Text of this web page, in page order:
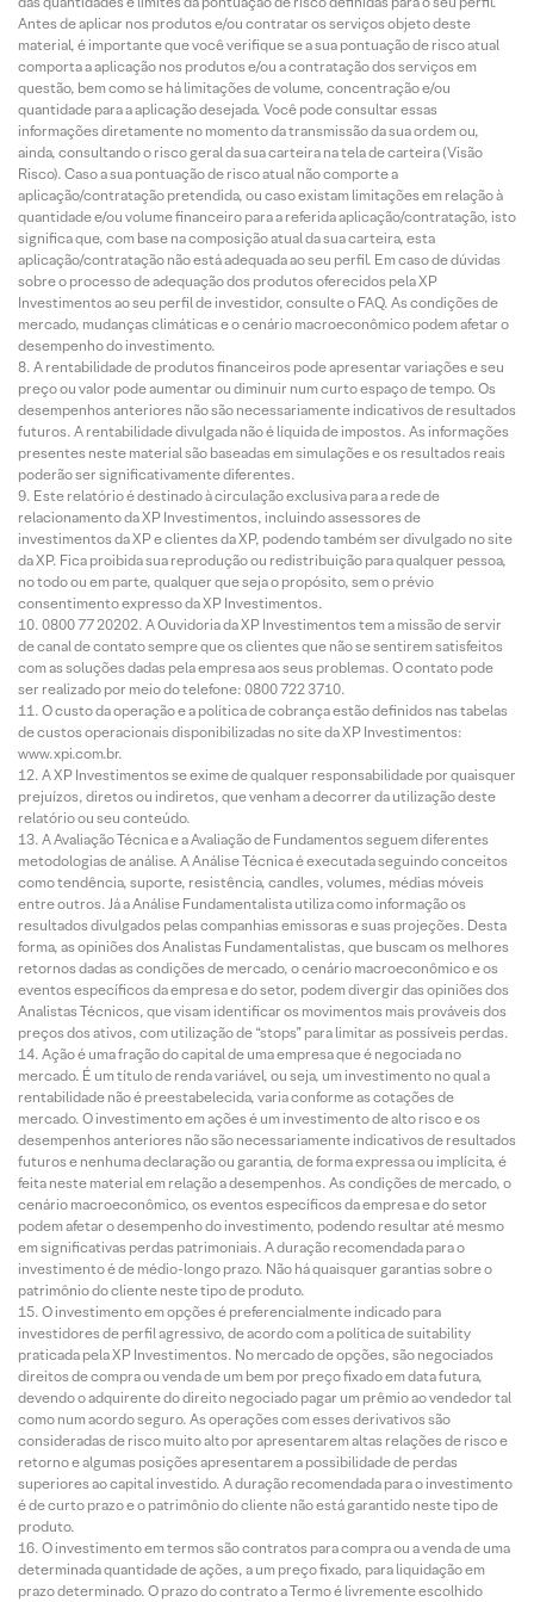
Antes de aplicar nos produtos e/ou contratar os serviços objeto deste
material, é importante que você verifique se a sua pontuação de risco atual
comporta a aplicação nos produtos e/ou a contratação dos serviços em
questão, bem como se há limitações de volume, concentração e/ou
quantidade para a aplicação desejada. Você pode consultar essas
informações diretamente no momento da transmissão da sua ordem ou,
ainda, consultando o risco geral da sua carteira na tela de carteira (Visão
Risco). Caso a sua pontuação de risco atual não comporte a
aplicação/contratação pretendida, ou caso existam limitações em relação à
quantidade e/ou volume financeiro para a referida aplicação/contratação, isto
significa que, com base na composição atual da sua carteira, esta
aplicação/contratação não está adequada ao seu perfil. Em caso de dúvidas
sobre o processo de adequação dos produtos oferecidos pela XP
Investimentos ao seu perfil de investidor, consulte o FAQ. As condições de
mercado, mudanças climáticas e o cenário macroeconômico podem afetar o
desempenho do investimento.
A rentabilidade de produtos financeiros pode apresentar variações e seu
preço ou valor pode aumentar ou diminuir num curto espaço de tempo. Os
desempenhos anteriores não são necessariamente indicativos de resultados
futuros. A rentabilidade divulgada não é líquida de impostos. As informações
presentes neste material são baseadas em simulações e os resultados reais
poderão ser significativamente diferentes.
Este relatório é destinado à circulação exclusiva para a rede de
relacionamento da XP Investimentos, incluindo assessores de
investimentos da XP e clientes da XP, podendo também ser divulgado no site
da XP. Fica proibida sua reprodução ou redistribuição para qualquer pessoa,
no todo ou em parte, qualquer que seja o propósito, sem o prévio
consentimento expresso da XP Investimentos.
0800 77 20202. A Ouvidoria da XP Investimentos tem a missão de servir
de canal de contato sempre que os clientes que não se sentirem satisfeitos
com as soluções dadas pela empresa aos seus problemas. O contato pode
ser realizado por meio do telefone: 0800 722 3710.
O custo da operação e a política de cobrança estão definidos nas tabelas
de custos operacionais disponibilizadas no site da XP Investimentos:
www.xpi.com.br.
A XP Investimentos se exime de qualquer responsabilidade por quaisquer
prejuízos, diretos ou indiretos, que venham a decorrer da utilização deste
relatório ou seu conteúdo.
A Avaliação Técnica e a Avaliação de Fundamentos seguem diferentes
metodologias de análise. A Análise Técnica é executada seguindo conceitos
como tendência, suporte, resistência, candles, volumes, médias móveis
entre outros. Já a Análise Fundamentalista utiliza como informação os
resultados divulgados pelas companhias emissoras e suas projeções. Desta
forma, as opiniões dos Analistas Fundamentalistas, que buscam os melhores
retornos dadas as condições de mercado, o cenário macroeconômico e os
eventos específicos da empresa e do setor, podem divergir das opiniões dos
Analistas Técnicos, que visam identificar os movimentos mais prováveis dos
preços dos ativos, com utilização de “stops” para limitar as possíveis perdas.
Ação é uma fração do capital de uma empresa que é negociada no
mercado. É um título de renda variável, ou seja, um investimento no qual a
rentabilidade não é preestabelecida, varia conforme as cotações de
mercado. O investimento em ações é um investimento de alto risco e os
desempenhos anteriores não são necessariamente indicativos de resultados
futuros e nenhuma declaração ou garantia, de forma expressa ou implícita, é
feita neste material em relação a desempenhos. As condições de mercado, o
cenário macroeconômico, os eventos específicos da empresa e do setor
podem afetar o desempenho do investimento, podendo resultar até mesmo
em significativas perdas patrimoniais. A duração recomendada para o
investimento é de médio-longo prazo. Não há quaisquer garantias sobre o
patrimônio do cliente neste tipo de produto.
O investimento em opções é preferencialmente indicado para
investidores de perfil agressivo, de acordo com a política de suitability
praticada pela XP Investimentos. No mercado de opções, são negociados
direitos de compra ou venda de um bem por preço fixado em data futura,
devendo o adquirente do direito negociado pagar um prêmio ao vendedor tal
como num acordo seguro. As operações com esses derivativos são
consideradas de risco muito alto por apresentarem altas relações de risco e
retorno e algumas posições apresentarem a possibilidade de perdas
superiores ao capital investido. A duração recomendada para o investimento
é de curto prazo e o patrimônio do cliente não está garantido neste tipo de
produto.
O investimento em termos são contratos para compra ou a venda de uma
determinada quantidade de ações, a um preço fixado, para liquidação em
prazo determinado. O prazo do contrato a Termo é livremente escolhido